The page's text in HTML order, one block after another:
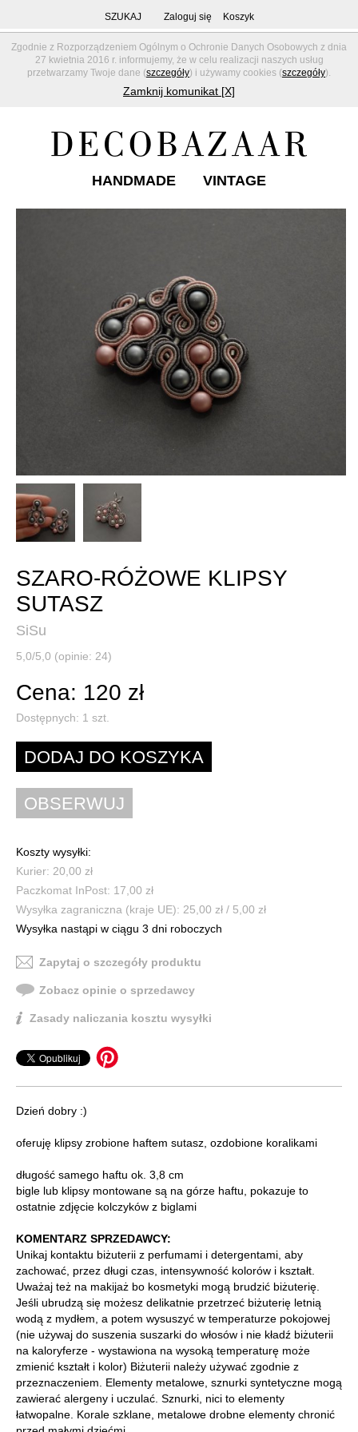
Zgodnie z Rozporządzeniem Ogólnym o Ochronie Danych Osobowych z dnia
27 kwietnia 2016 r. informujemy, że w celu realizacji naszych usług
przetwarzamy Twoje dane (szczegóły) i używamy cookies (szczegóły).
Zamknij komunikat [X]
SZUKAJ Zaloguj się Koszyk
HANDMADE VINTAGE
SZARO-RÓŻOWE KLIPSY
SUTASZ
SiSu
5,0/5,0 (opinie: 24)
Cena: 120 zł
Dostępnych: 1 szt.
Koszty wysyłki:
Kurier: 20,00 zł
Paczkomat InPost: 17,00 zł
Wysyłka zagraniczna (kraje UE): 25,00 zł / 5,00 zł
Wysyłka nastąpi w ciągu 3 dni roboczych
Zapytaj o szczegóły produktu
Zobacz opinie o sprzedawcy
Zasady naliczania kosztu wysyłki
Dzień dobry :)
oferuję klipsy zrobione haftem sutasz, ozdobione koralikami
długość samego haftu ok. 3,8 cm
bigle lub klipsy montowane są na górze haftu, pokazuje to
ostatnie zdjęcie kolczyków z biglami
KOMENTARZ SPRZEDAWCY:
Unikaj kontaktu biżuterii z perfumami i detergentami, aby
zachować, przez długi czas, intensywność kolorów i kształt.
Uważaj też na makijaż bo kosmetyki mogą brudzić biżuterię.
Jeśli ubrudzą się możesz delikatnie przetrzeć biżuterię letnią
wodą z mydłem, a potem wysuszyć w temperaturze pokojowej
(nie używaj do suszenia suszarki do włosów i nie kładź biżuterii
na kaloryferze - wystawiona na wysoką temperaturę może
zmienić kształt i kolor) Biżuterii należy używać zgodnie z
przeznaczeniem. Elementy metalowe, sznurki syntetyczne mogą
zawierać alergeny i uczulać. Sznurki, nici to elementy
łatwopalne. Korale szklane, metalowe drobne elementy chronić